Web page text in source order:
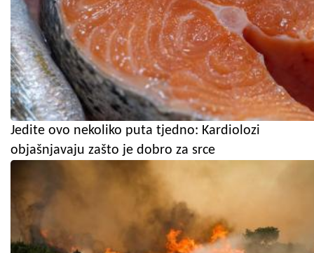
Jedite ovo nekoliko puta tjedno: Kardiolozi
objašnjavaju zašto je dobro za srce